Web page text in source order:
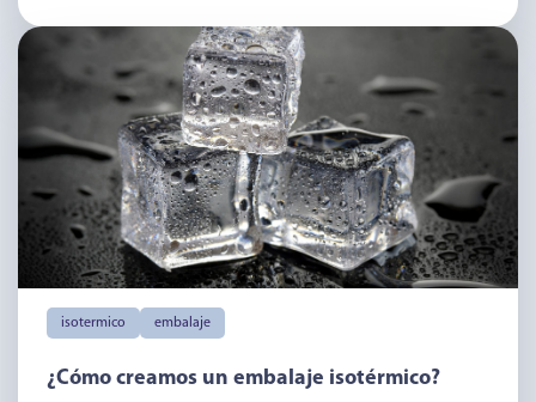
isotermico embalaje
¿Cómo creamos un embalaje isotérmico?